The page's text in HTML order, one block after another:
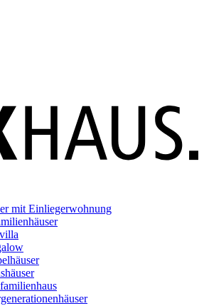
mit Einliegerwohnung